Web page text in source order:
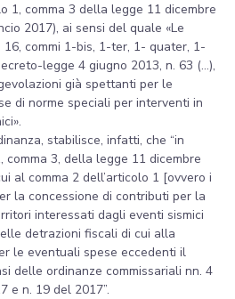
1, comma 3 della legge 11 dicembre
2017), ai sensi del quale «Le
commi 1-bis, 1-ter, 1- quater, 1-
legge 4 giugno 2013, n. 63 (…),
già spettanti per le
di norme speciali per interventi in
stabilisce, infatti, che “in
comma 3, della legge 11 dicembre
al comma 2 dell’articolo 1 [ovvero i
la concessione di contributi per la
interessati dagli eventi sismici
detrazioni fiscali di cui alla
le eventuali spese eccedenti il
delle ordinanze commissariali nn. 4
e n. 19 del 2017”.